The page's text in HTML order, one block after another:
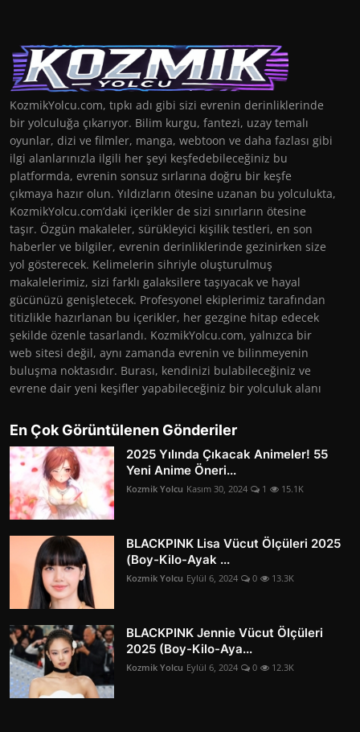
KozmikYolcu.com, tıpkı adı gibi sizi evrenin derinliklerinde
bir yolculuğa çıkarıyor. Bilim kurgu, fantezi, uzay temalı
oyunlar, dizi ve filmler, manga, webtoon ve daha fazlası gibi
ilgi alanlarınızla ilgili her şeyi keşfedebileceğiniz bu
platformda, evrenin sonsuz sırlarına doğru bir keşfe
çıkmaya hazır olun. Yıldızların ötesine uzanan bu yolculukta,
KozmikYolcu.com’daki içerikler de sizi sınırların ötesine
taşır. Özgün makaleler, sürükleyici kişilik testleri, en son
haberler ve bilgiler, evrenin derinliklerinde gezinirken size
yol gösterecek. Kelimelerin sihriyle oluşturulmuş
makalelerimiz, sizi farklı galaksilere taşıyacak ve hayal
gücünüzü genişletecek. Profesyonel ekiplerimiz tarafından
titizlikle hazırlanan bu içerikler, her gezgine hitap edecek
şekilde özenle tasarlandı. KozmikYolcu.com, yalnızca bir
web sitesi değil, aynı zamanda evrenin ve bilinmeyenin
buluşma noktasıdır. Burası, kendinizi bulabileceğiniz ve
evrene dair yeni keşifler yapabileceğiniz bir yolculuk alanı
En Çok Görüntülenen Gönderiler
2025 Yılında Çıkacak Animeler! 55
Yeni Anime Öneri...
Kozmik Yolcu Kasım 30, 2024 1 15.1K
BLACKPINK Lisa Vücut Ölçüleri 2025
(Boy-Kilo-Ayak ...
Kozmik Yolcu Eylül 6, 2024 0 13.3K
BLACKPINK Jennie Vücut Ölçüleri
2025 (Boy-Kilo-Aya...
Kozmik Yolcu Eylül 6, 2024 0 12.3K